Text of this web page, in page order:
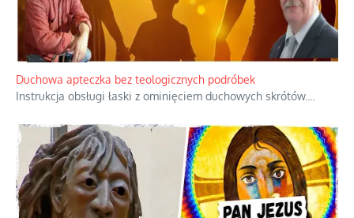
Duchowa apteczka bez teologicznych podróbek
Instrukcja obsługi łaski z ominięciem duchowych skrótów.